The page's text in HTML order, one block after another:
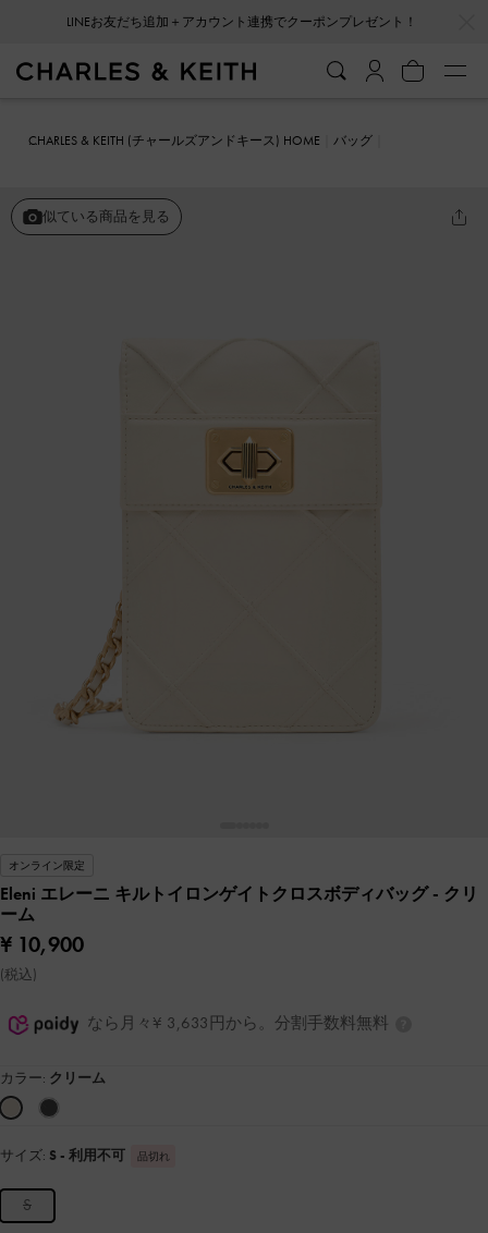
LINEお友だち追加＋アカウント連携でクーポンプレゼント！
CHARLES & KEITH (チャールズアンドキース) HOME
バッグ
似ている商品を見る
オンライン限定
Eleni エレーニ キルトイロンゲイトクロスボディバッグ- クリ
ーム
¥ 10,900
(税込)
なら月々¥ 3,633円から。分割手数料無料
カラー: クリーム
サイズ: S - 利用不可 品切れ
S